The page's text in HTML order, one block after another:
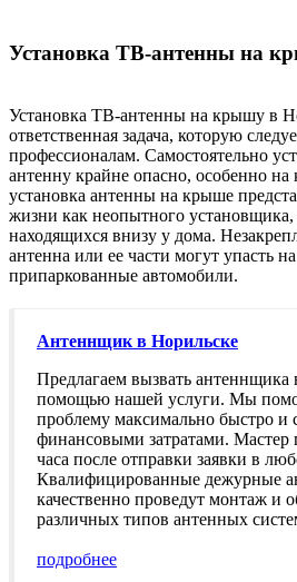
Установка ТВ-антенны на
Установка ТВ-антенны на крышу в
ответственная задача, которую
профессионалам. Самостоятельно
антенну крайне опасно, особенно
установка антенны на крыше
жизни как неопытного
находящихся внизу у дома.
антенна или ее части могут упасть
припаркованные автомобили.
Антеннщик в Норильске
Предлагаем вызвать антеннщика
помощью нашей услуги. Мы
проблему максимально быстро
финансовыми затратами. Мастер
часа после отправки заявки в
Квалифицированные дежурные
качественно проведут монтаж и
различных типов антенных
подробнее